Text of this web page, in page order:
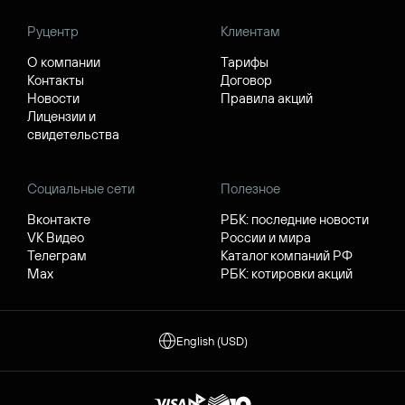
Руцентр
О компании
Контакты
Новости
Лицензии и
свидетельства
Клиентам
Тарифы
Договор
Правила акций
Социальные сети
Вконтакте
VK Видео
Телеграм
Max
Полезное
РБК: последние новости
России и мира
Каталог компаний РФ
РБК: котировки акций
English (USD)